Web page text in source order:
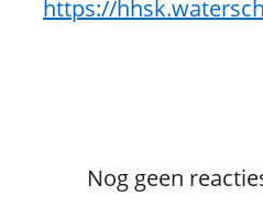
https://
Nog geen